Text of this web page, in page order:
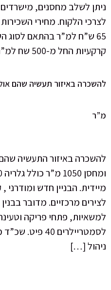
מישרדים וחניות
לצרכי
בהתאם לסוג השטח הנדרש.
למ”ר.
התעשיה שהם / חבל
חדש ומודרני , קרוב
מדובר בבנין עם רמפות
פריקה וטעינה רחבות. אין